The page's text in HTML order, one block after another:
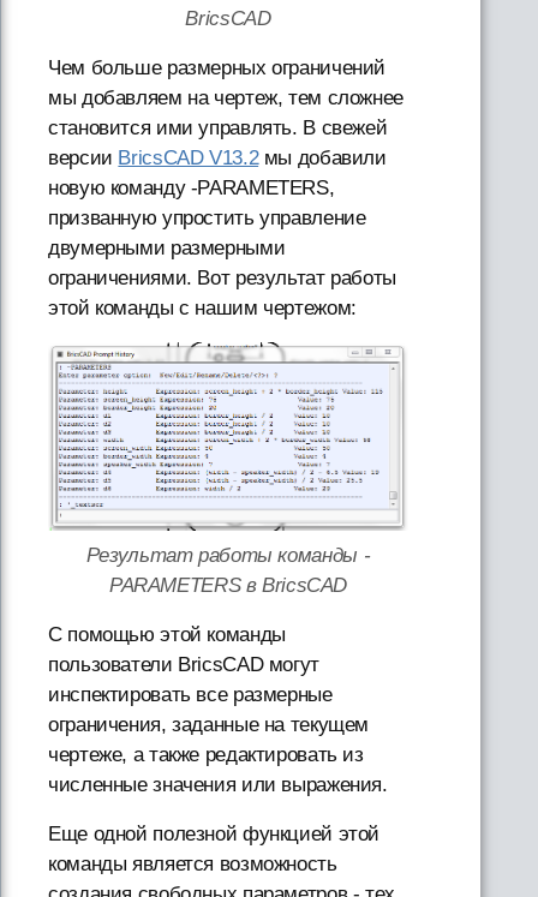
BricsCAD
Чем больше размерных ограничений
мы добавляем на чертеж, тем сложнее
становится ими управлять. В свежей
версии BricsCAD V13.2мы добавили
новую команду -PARAMETERS,
призванную упростить управление
двумерными размерными
ограничениями. Вот результат работы
этой команды с нашим чертежом:
Результат работы команды -
PARAMETERS в BricsCAD
С помощью этой команды
пользователи BricsCAD могут
инспектировать все размерные
ограничения, заданные на текущем
чертеже, а также редактировать из
численные значения или выражения.
Еще одной полезной функцией этой
команды является возможность